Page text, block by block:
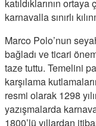
katıldıklarının
karnavalla sınırlı
Marco Polo’nun
bağladı ve ticari
taze tuttu. Temelini
karşılama
resmi olarak 1298
yazışmalarda
1800’lü yıllardan